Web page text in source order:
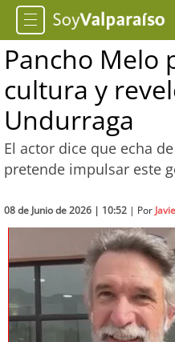
Pancho Melo
cultura y
Undurraga
El actor dice que echa
pretende impulsar este
08 de Junio de 2026 | 10:52 | Por